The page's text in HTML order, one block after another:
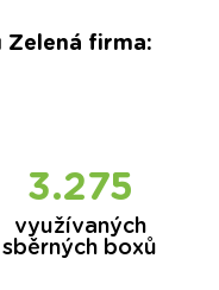
firma:
3.325
využívaných
sběrných boxů